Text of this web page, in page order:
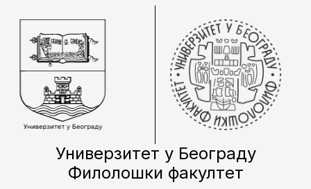
Универзитет у Београду
Филолошки факултет